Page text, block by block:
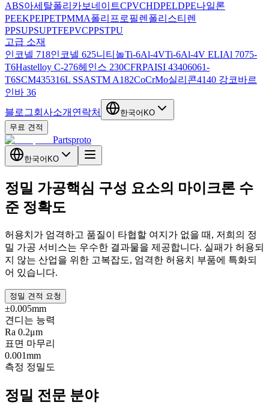
ABS아세탈폴리카보네이트CPVCHDPELDPE나일론
PEEKPEIPETPMMA폴리프로필렌 폴리스티렌
PPSUPSUPTFEPVCPPSTPU
고급 소재
인코넬 718인코넬 625니티놀Ti-6Al-4VTi-6Al-4V ELIAl 7075-
T6Hastelloy C-276헤인스 230CFRPAISI 43406061-
T6SCM435316L SSASTM A182CoCrMo실리콘4140 강코바르
인바 36
블로그회사소개 연락처 한국어 KO
무료 견적
Partsproto
한국어 KO
정밀 가공핵심 구성 요소의 마이크론 수
준 정확도
허용치가 엄격하고 품질이 타협할 여지가 없을 때, 저희의 정
밀 가공 서비스는 우수한 결과물을 제공합니다. 실패가 허용되
지 않는 산업을 위한 고복잡도, 엄격한 허용치 부품에 특화되
어 있습니다.
정밀 견적 요청
±0.005mm
견디는 능력
Ra 0.2μm
표면 마무리
0.001mm
측정 정밀도
정밀 전문 분야